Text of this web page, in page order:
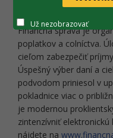
Finančná správa je
poplatkov a colníctva.
cieľom zabezpečiť
Úspešný výber daní a
podvodom priniesol v
pokladnice viac o
je modernou
zintenzívniť
nájdete na
Už nezobrazovať